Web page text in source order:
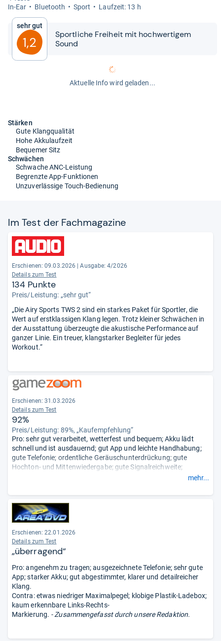
In-​Ear
Blue­tooth Sport Lauf­zeit: 13 h
Sehr gut
1,2
Sport­li­che Frei­heit mit hoch­wer­ti­gem
Sound
Aktuelle Info wird geladen...
Stärken
Gute Klangqualität
Hohe Akkulaufzeit
Bequemer Sitz
Schwächen
Schwache ANC-Leistung
Begrenzte App-Funktionen
Unzuverlässige Touch-Bedienung
Im Test der Fach­ma­ga­zine
Erschienen:09.03.2026
Ausgabe: 4/2026
Details zum Test
134 Punkte
Preis/Leistung: „sehr gut“
„Die Airy Sports TWS 2 sind ein starkes Paket für Sportler, die
Wert auf erstklassigen Klang legen. Trotz kleiner Schwächen in
der Ausstattung überzeugte die akustische Performance auf
ganzer Linie. Ein treuer, klangstarker Begleiter für jedes
Workout.“
Erschienen:31.03.2026
Details zum Test
92%
Preis/Leistung: 89%, „Kaufempfehlung“
Pro: sehr gut verarbeitet, wetterfest und bequem; Akku lädt
schnell und ist ausdauernd; gut App und leichte Handhabung;
gute Telefonie; ordentliche Geräuschunterdrückung; gute
Hochton- und Mittenwiedergabe; gute Signalreichweite;
zurückhaltende Bässe.- Zusammengefasst durch unsere
Redaktion.
mehr...
Erschienen:22.01.2026
Details zum Test
„überragend“
Pro: angenehm zu tragen; ausgezeichnete Telefonie; sehr gute
App; starker Akku; gut abgestimmter, klarer und detailreicher
Klang.
Contra: etwas niedriger Maximalpegel; klobige Plastik-Ladebox;
kaum erkennbare Links-Rechts-
Markierung. - Zusammengefasst durch unsere Redaktion.